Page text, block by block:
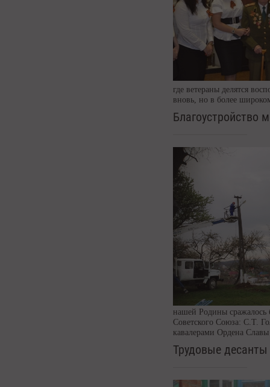
где ветераны делятся
вновь, но в более
Благоустройство
нашей Родины сражалось
Советского Союза: С.Т.
кавалерами Ордена
Трудовые десанты